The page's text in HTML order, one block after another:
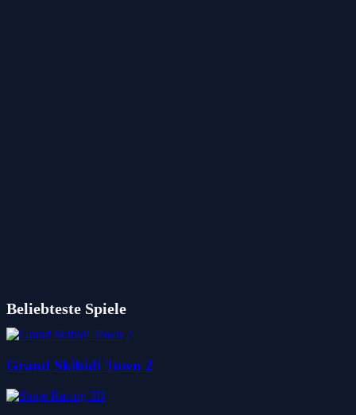
Beliebteste Spiele
Grand Skibidi Town 2